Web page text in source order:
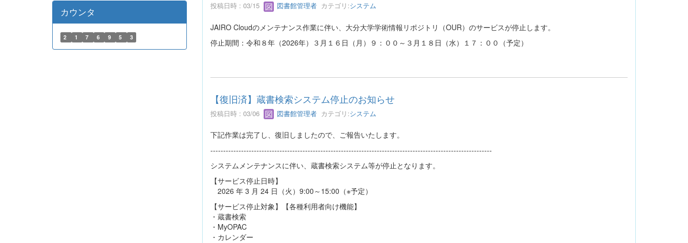
投稿日時 : 03/15 図書館管理者カテゴリ:システム
JAIRO Cloudのメンテナンス作業に伴い、大分大学学術情報リポジトリ（OUR）のサービスが停止します。
停止期間：令和８年（2026年）３月１６日（月）９：００～３月１８日（水）１７：００（予定）
【復旧済】蔵書検索システム停止のお知らせ
投稿日時 : 03/06 図書館管理者カテゴリ:システム
下記作業は完了し、復旧しましたので、ご報告いたします。
--------------------------------------------------------------------------------------------------------------
システムメンテナンスに伴い、蔵書検索システム等が停止となります。
【サービス停止日時】
2026 年 3 月 24 日（火）9:00～15:00（※予定）
【サービス停止対象】【各種利用者向け機能】
・蔵書検索
・MyOPAC
・カレンダー
カウンタ
2 1 7 6 9 5 3